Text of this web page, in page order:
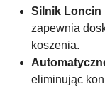
Silnik Loncin
zapewnia
koszenia.
eliminując